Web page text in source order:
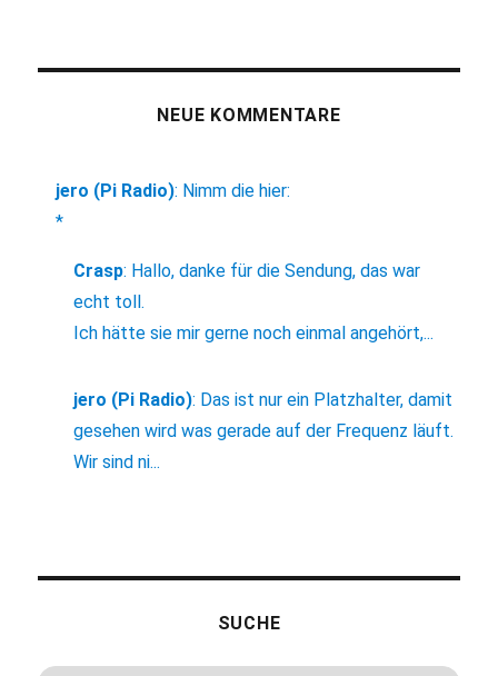
NEUE KOMMENTARE
jero (Pi Radio): Nimm die hier:
*
Crasp: Hallo, danke für die Sendung, das war
echt toll.
Ich hätte sie mir gerne noch einmal angehört,...
jero (Pi Radio): Das ist nur ein Platzhalter, damit
gesehen wird was gerade auf der Frequenz läuft.
Wir sind ni...
SUCHE